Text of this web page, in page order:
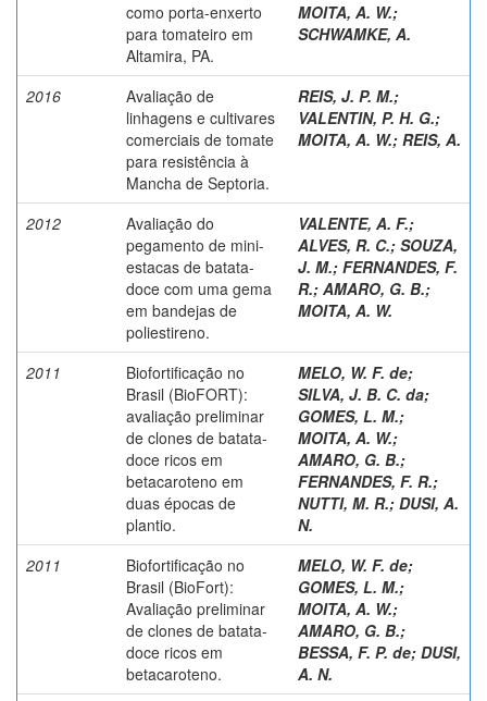
como porta-enxerto
para tomateiro em
Altamira, PA.
MOITA, A. W.;
SCHWAMKE, A.
2016
Avaliação de
linhagens e cultivares
comerciais de tomate
para resistência à
Mancha de Septoria.
REIS, J. P. M.;
VALENTIN, P. H. G.;
MOITA, A. W.; REIS, A.
2012
Avaliação do
pegamento de mini-
estacas de batata-
doce com uma gema
em bandejas de
poliestireno.
VALENTE, A. F.;
ALVES, R. C.; SOUZA,
J. M.; FERNANDES, F.
R.; AMARO, G. B.;
MOITA, A. W.
2011
Biofortificação no
Brasil (BioFORT):
avaliação preliminar
de clones de batata-
doce ricos em
betacaroteno em
duas épocas de
plantio.
MELO, W. F. de;
SILVA, J. B. C. da;
GOMES, L. M.;
MOITA, A. W.;
AMARO, G. B.;
FERNANDES, F. R.;
NUTTI, M. R.; DUSI, A.
N.
2011
Biofortificação no
Brasil (BioFort):
Avaliação preliminar
de clones de batata-
doce ricos em
betacaroteno.
MELO, W. F. de;
GOMES, L. M.;
MOITA, A. W.;
AMARO, G. B.;
BESSA, F. P. de; DUSI,
A. N.